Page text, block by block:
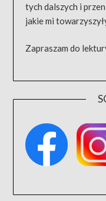
tych dalszych i
jakie mi
Zapraszam do